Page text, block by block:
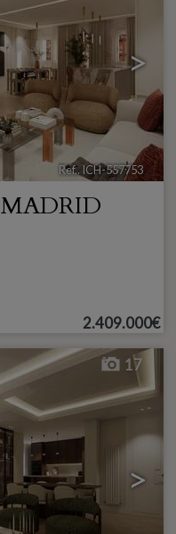
>
Ref.. ICH-557753 🔗
MADRID
2.409.000€
>
17